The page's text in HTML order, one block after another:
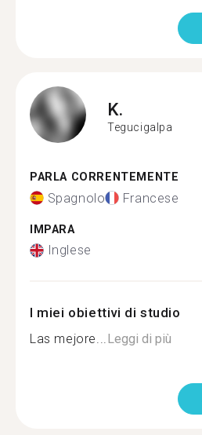
K.
Tegucigalpa
PARLA CORRENTEMENTE
Spagnolo Francese
IMPARA
Inglese
I miei obiettivi di studio
Las mejore...Leggi di più